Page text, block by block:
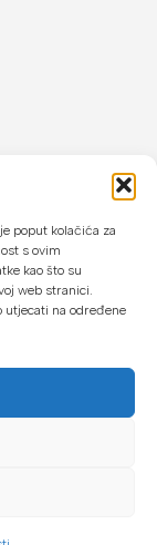
poput kolačića za
s ovim
kao što su
web stranici.
utjecati na određene
rate